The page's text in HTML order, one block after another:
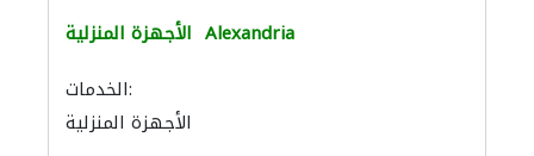
الأجهزة المنزلية Alexandria
الخدمات:
الأجهزة المنزلية